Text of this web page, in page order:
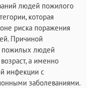
людей пожилого
которая
риска поражения
Причиной
пожилых людей
а именно
инфекции с
заболеваниями.